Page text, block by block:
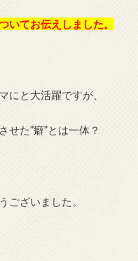
いてお伝えしました。
にと大活躍ですが、
せた”癖”とは一体？
ございました。